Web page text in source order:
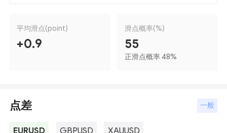
平均滑点(point)
+0.9
滑点概率(%)
55
正滑点概率 48%
点差 一般